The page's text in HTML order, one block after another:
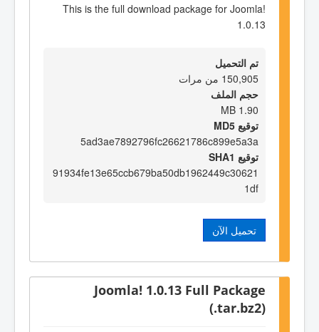
This is the full download package for Joomla!
1.0.13
تم التحميل
150,905 من مرات
حجم الملف
1.90 MB
توقيع MD5
5ad3ae7892796fc26621786c899e5a3a
توقيع SHA1
91934fe13e65ccb679ba50db1962449c30621
1df
تحميل الآن
Joomla! 1.0.13 Full Package
(.tar.bz2)